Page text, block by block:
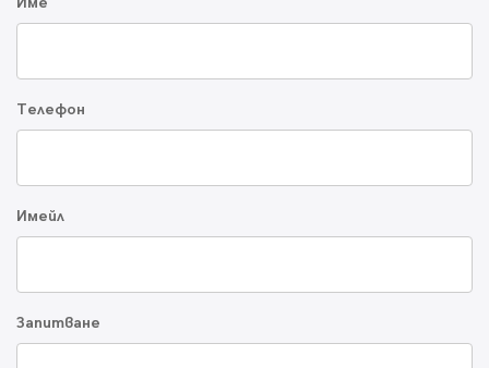
Телефон
Имейл
Запитване